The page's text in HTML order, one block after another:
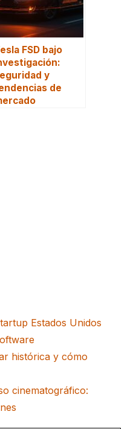
FSD bajo
y
de
Estados Unidos
histórica y cómo
cinematográfico: